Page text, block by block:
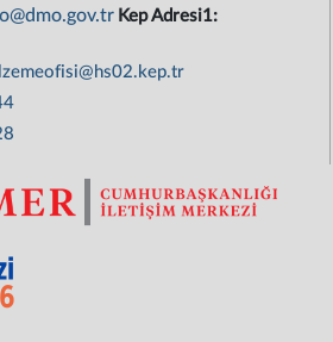
Kep Adresi1: